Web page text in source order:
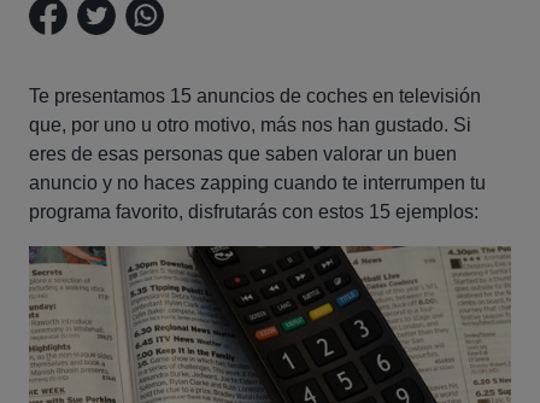
Te presentamos 15 anuncios de coches en televisión
que, por uno u otro motivo, más nos han gustado. Si
eres de esas personas que saben valorar un buen
anuncio y no haces zapping cuando te interrumpen tu
programa favorito, disfrutarás con estos 15 ejemplos: